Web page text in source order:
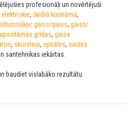
profesionāļi un novērtējuši
elektriskie, šķidrā kurināmā,
: gaiss/gaiss, gaiss/
grīdas, gaisa
, skursteņi, spirāles, saules
santehnikas iekārtas.
baudiet vislabāko rezultātu.